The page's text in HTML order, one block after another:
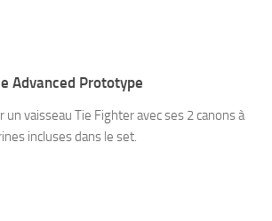
Advanced Prototype
vaisseau Tie Fighter avec ses 2 canons à
incluses dans le set.